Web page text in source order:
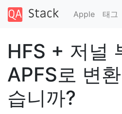
Apple 태그
HFS + 저널
APFS로 변
습니까?